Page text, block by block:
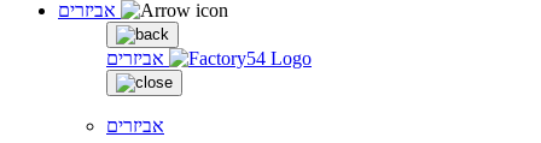
אביזרים
אביזרים